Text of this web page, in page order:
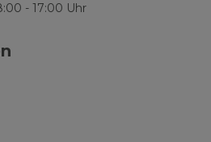
- 17:00 Uhr